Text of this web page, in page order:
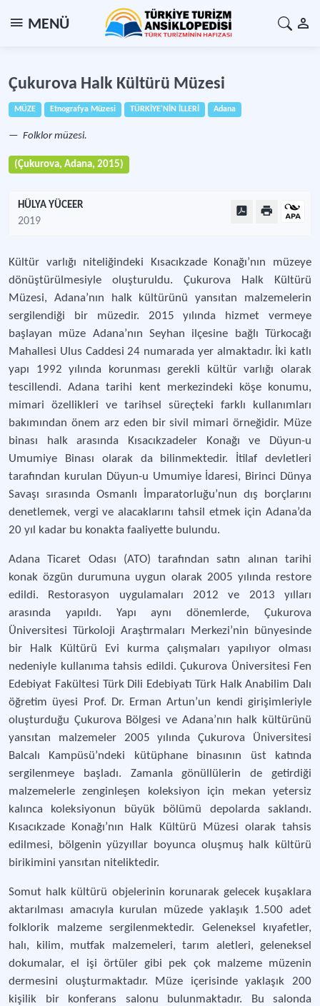
MENÜ
Çukurova Halk Kültürü Müzesi
MÜZE Etnografya Müzesi TÜRKİYE'NİN İLLERİ Adana
Folklor müzesi.
(Çukurova, Adana, 2015)
HÜLYA YÜCEER
2019
Kültür varlığı niteliğindeki Kısacıkzade Konağı’nın müzeye
dönüştürülmesiyle oluşturuldu. Çukurova Halk Kültürü
Müzesi, Adana’nın halk kültürünü yansıtan malzemelerin
sergilendiği bir müzedir. 2015 yılında hizmet vermeye
başlayan müze Adana’nın Seyhan ilçesine bağlı Türkocağı
Mahallesi Ulus Caddesi 24 numarada yer almaktadır. İki katlı
yapı 1992 yılında korunması gerekli kültür varlığı olarak
tescillendi. Adana tarihi kent merkezindeki köşe konumu,
mimari özellikleri ve tarihsel süreçteki farklı kullanımları
bakımından önem arz eden bir sivil mimari örneğidir. Müze
binası halk arasında Kısacıkzadeler Konağı ve Düyun-u
Umumiye Binası olarak da bilinmektedir. İtilaf devletleri
tarafından kurulan Düyun-u Umumiye İdaresi, Birinci Dünya
Savaşı sırasında Osmanlı İmparatorluğu’nun dış borçlarını
denetlemek, vergi ve alacaklarını tahsil etmek için Adana’da
20 yıl kadar bu konakta faaliyette bulundu.
Adana Ticaret Odası (ATO) tarafından satın alınan tarihi
konak özgün durumuna uygun olarak 2005 yılında restore
edildi. Restorasyon uygulamaları 2012 ve 2013 yılları
arasında yapıldı. Yapı aynı dönemlerde, Çukurova
Üniversitesi Türkoloji Araştırmaları Merkezi’nin bünyesinde
bir Halk Kültürü Evi kurma çalışmaları yapılıyor olması
nedeniyle kullanıma tahsis edildi. Çukurova Üniversitesi Fen
Edebiyat Fakültesi Türk Dili Edebiyatı Türk Halk Anabilim Dalı
öğretim üyesi Prof. Dr. Erman Artun’un kendi girişimleriyle
oluşturduğu Çukurova Bölgesi ve Adana’nın halk kültürünü
yansıtan malzemeler 2005 yılında Çukurova Üniversitesi
Balcalı Kampüsü’ndeki kütüphane binasının üst katında
sergilenmeye başladı. Zamanla gönüllülerin de getirdiği
malzemelerle zenginleşen koleksiyon için mekan yetersiz
kalınca koleksiyonun büyük bölümü depolarda saklandı.
Kısacıkzade Konağı’nın Halk Kültürü Müzesi olarak tahsis
edilmesi, bölgenin yüzyıllar boyunca oluşmuş halk kültürü
birikimini yansıtan niteliktedir.
Somut halk kültürü objelerinin korunarak gelecek kuşaklara
aktarılması amacıyla kurulan müzede yaklaşık 1.500 adet
folklorik malzeme sergilenmektedir. Geleneksel kıyafetler,
halı, kilim, mutfak malzemeleri, tarım aletleri, geleneksel
dokumalar, el işi örtüler gibi pek çok malzeme müzenin
dermesini oluşturmaktadır. Müze içerisinde yaklaşık 200
kişilik bir konferans salonu bulunmaktadır. Bu salonda